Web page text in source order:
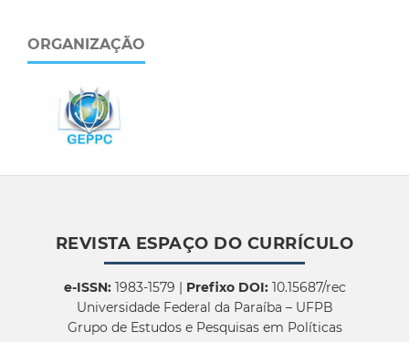
ORGANIZAÇÃO
REVISTA ESPAÇO DO CURRÍCULO
e-ISSN:1983-1579 | Prefixo DOI:10.15687/rec
Universidade Federal da Paraíba – UFPB
Grupo de Estudos e Pesquisas em Políticas